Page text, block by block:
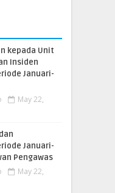
kepada Unit
Insiden
Januari-
May 22,
Januari-
Pengawas
May 22,